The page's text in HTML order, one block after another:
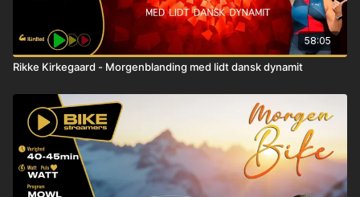
58:05
Rikke Kirkegaard - Morgenblanding med lidt dansk dynamit